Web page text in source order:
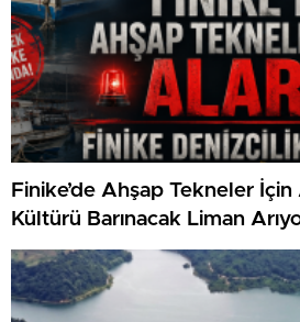
Finike’de Ahşap Tekneler
Kültürü Barınacak Liman